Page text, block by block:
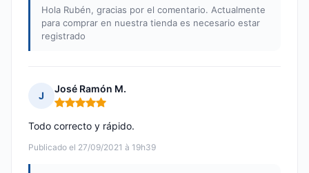
Hola Rubén, gracias por el comentario. Actualmente
para comprar en nuestra tienda es necesario estar
registrado
J
José Ramón M.
Nota: 5 de 5
Publicado el 27/09/2021 à 19h39
Todo correcto y rápido.